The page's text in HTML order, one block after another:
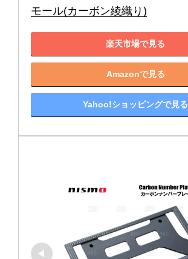
モール(カーボン綾織り)
楽天市場で見る
Amazonで見る
Yahoo!ショッピングで見る